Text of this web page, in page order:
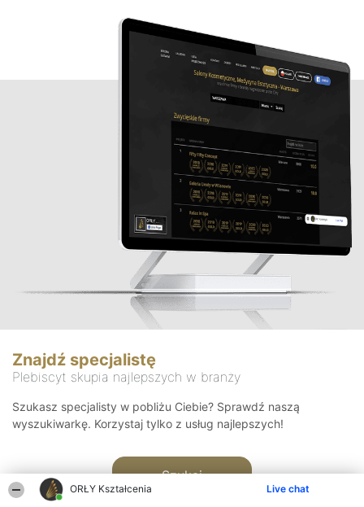
ORŁY Kształcenia Live chat
Znajdź specjalistę
Plebiscyt skupia najlepszych w branży
Szukasz specjalisty w pobliżu Ciebie? Sprawdź naszą
wyszukiwarkę. Korzystaj tylko z usług najlepszych!
Szukaj